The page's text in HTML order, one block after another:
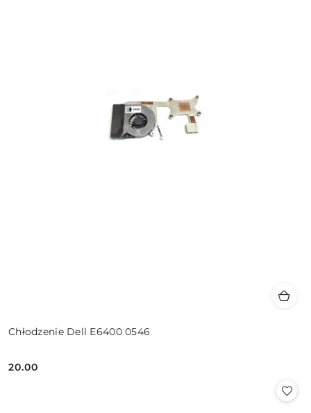
Chłodzenie Dell E6400 0546
Cena:
20.00